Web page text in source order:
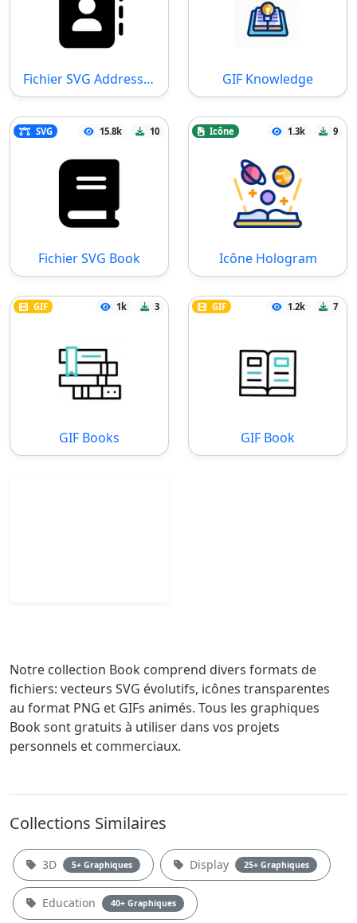
Fichier SVG Address Book GIF Knowledge
SVG 15.8k 10
Fichier SVG Book
Icône 1.3k 9
Icône Hologram
GIF 1k 3
GIF Books
GIF 1.2k 7
GIF Book
Notre collection Book comprend divers formats de
fichiers: vecteurs SVG évolutifs, icônes transparentes
au format PNG et GIFs animés. Tous les graphiques
Book sont gratuits à utiliser dans vos projets
personnels et commerciaux.
Collections Similaires
3D 5+ Graphiques Display 25+ Graphiques
Education 40+ Graphiques